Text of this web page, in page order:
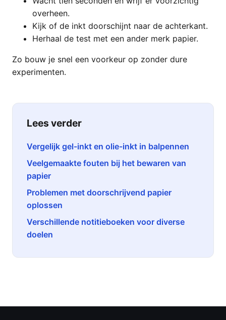
overheen.
Kijk of de inkt doorschijnt naar de achterkant.
Herhaal de test met een ander merk papier.
Zo bouw je snel een voorkeur op zonder dure
experimenten.
Lees verder
Vergelijk gel-inkt en olie-inkt in balpennen
Veelgemaakte fouten bij het bewaren van
papier
Problemen met doorschrijvend papier
oplossen
Verschillende notitieboeken voor diverse
doelen